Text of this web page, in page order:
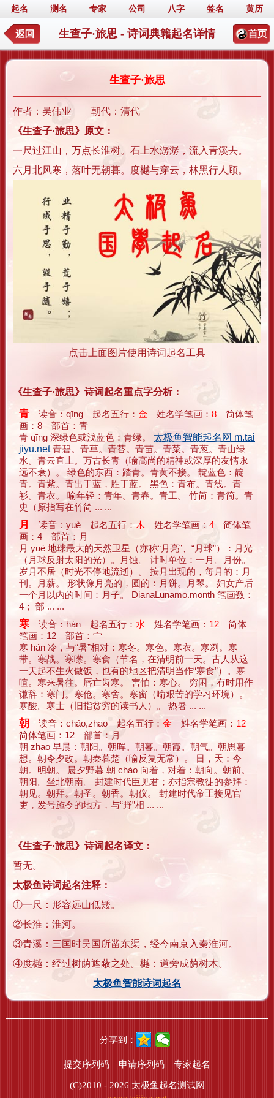
起名 测名 专家 公司 八字 签名 黄历
生查子·旅思 - 诗词典籍起名详情
生查子·旅思
作者：吴伟业 朝代：清代
《生查子·旅思》原文：
一尺过江山，万点长淮树。石上水潺潺，流入青溪去。
六月北风寒，落叶无朝暮。度樾与穿云，林黑行人顾。
点击上面图片使用诗词起名工具
《生查子·旅思》诗词起名重点字分析：
青 读音：qīng 起名五行： 金 姓名学笔画： 8 简体笔
画：8 部首：青
青 qīng 深绿色或浅蓝色：青绿。 太极鱼智能起名网 m.tai
jiyu.net青碧。青草。青苔。青苗。青菜。青葱。青山绿
水。青云直上。万古长青（喻高尚的精神或深厚的友情永
远不衰）。 绿色的东西：踏青。青黄不接。 靛蓝色：靛
青。青紫。青出于蓝，胜于蓝。 黑色：青布。青线。青
衫。青衣。 喻年轻：青年。青春。青工。 竹简：青简。青
史（原指写在竹简 ... ...
月 读音：yuè 起名五行：木 姓名学笔画： 4 简体笔
画：4 部首：月
月 yuè 地球最大的天然卫星（亦称“月亮”、“月球”）：月光
（月球反射太阳的光）。月蚀。 计时单位：一月。月份。
岁月不居（时光不停地流逝）。 按月出现的，每月的：月
刊。月薪。 形状像月亮的，圆的：月饼。月琴。 妇女产后
一个月以内的时间：月子。 DianaLunamo.month 笔画数：
4； 部 ... ...
寒 读音：hán 起名五行： 水 姓名学笔画： 12 简体
笔画：12 部首：宀
寒 hán 冷，与“暑”相对：寒冬。寒色。寒衣。寒冽。寒
带。寒战。寒噤。寒食（节名，在清明前一天。古人从这
一天起不生火做饭，也有的地区把清明当作“寒食”）。寒
喧。寒来暑往。唇亡齿寒。 害怕：寒心。 穷困，有时用作
谦辞：寒门。寒伧。寒舍。寒窗（喻艰苦的学习环境）。
寒酸。寒士（旧指贫穷的读书人）。 热暑 ... ...
朝 读音：cháo,zhāo 起名五行： 金 姓名学笔画： 12
简体笔画：12 部首：月
朝 zhāo 早晨：朝阳。朝晖。朝暮。朝霞。朝气。朝思暮
想。朝令夕改。朝秦暮楚（喻反复无常）。 日，天：今
朝。明朝。 晨夕野暮 朝 cháo 向着，对着：朝向。朝前。
朝阳。坐北朝南。 封建时代臣见君；亦指宗教徒的参拜：
朝见。朝拜。朝圣。朝香。朝仪。 封建时代帝王接见官
吏，发号施令的地方，与“野”相 ... ...
《生查子·旅思》诗词起名译文：
暂无。
太极鱼诗词起名注释：
①一尺：形容远山低矮。
②长淮：淮河。
③青溪：三国时吴国所凿东渠，经今南京入秦淮河。
④度樾：经过树荫遮蔽之处。樾：道旁成荫树木。
太极鱼智能诗词起名
分享到：
提交序列码 申请序列码 专家起名
(C)2010 - 2026 太极鱼起名测试网